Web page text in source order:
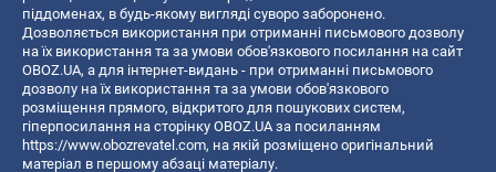
піддоменах, в будь-якому вигляді суворо заборонено.
Дозволяється використання при отриманні письмового дозволу
на їх використання та за умови обов'язкового посилання на сайт
OBOZ.UA, а для інтернет-видань - при отриманні письмового
дозволу на їх використання та за умови обов'язкового
розміщення прямого, відкритого для пошукових систем,
гіперпосилання на сторінку OBOZ.UA за посиланням
https://www.obozrevatel.com, на якій розміщено оригінальний
матеріал в першому абзаці матеріалу.